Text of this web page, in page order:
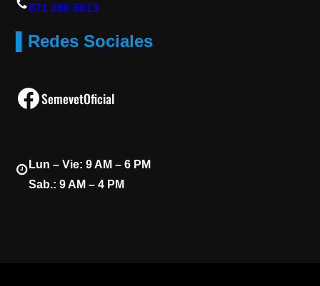
871 286 5013
▌Redes Sociales
Facebook SemevetOficial
Lun – Vie: 9 AM – 6 PM
Sab.: 9 AM – 4 PM